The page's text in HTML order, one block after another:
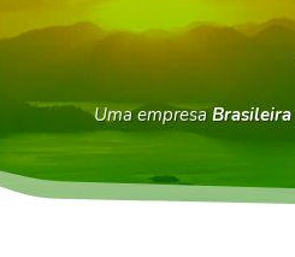
Uma empresaBrasileira